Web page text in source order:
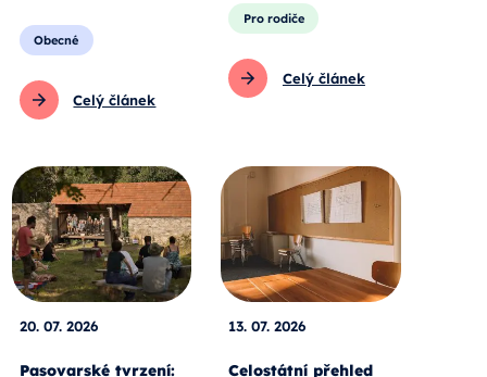
Obecné
Celý článek
Pro rodiče
Celý článek
20. 07. 2026
Pasovarské tvrzení:
13. 07. 2026
Celostátní přehled